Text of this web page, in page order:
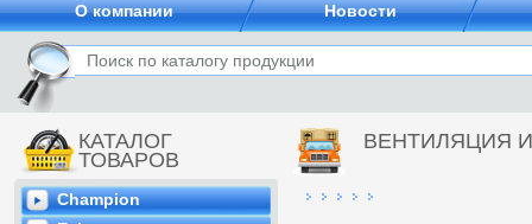
КАТАЛОГ
ТОВАРОВ
Champion
ВЕНТИЛЯЦИЯ
О компании Новости